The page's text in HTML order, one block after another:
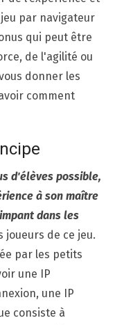
par navigateur
qui peut être
de l'agilité ou
donner les
comment
d'élèves possible,
à son maître
dans les
joueurs de ce jeu.
par les petits
une IP
une IP
consiste à